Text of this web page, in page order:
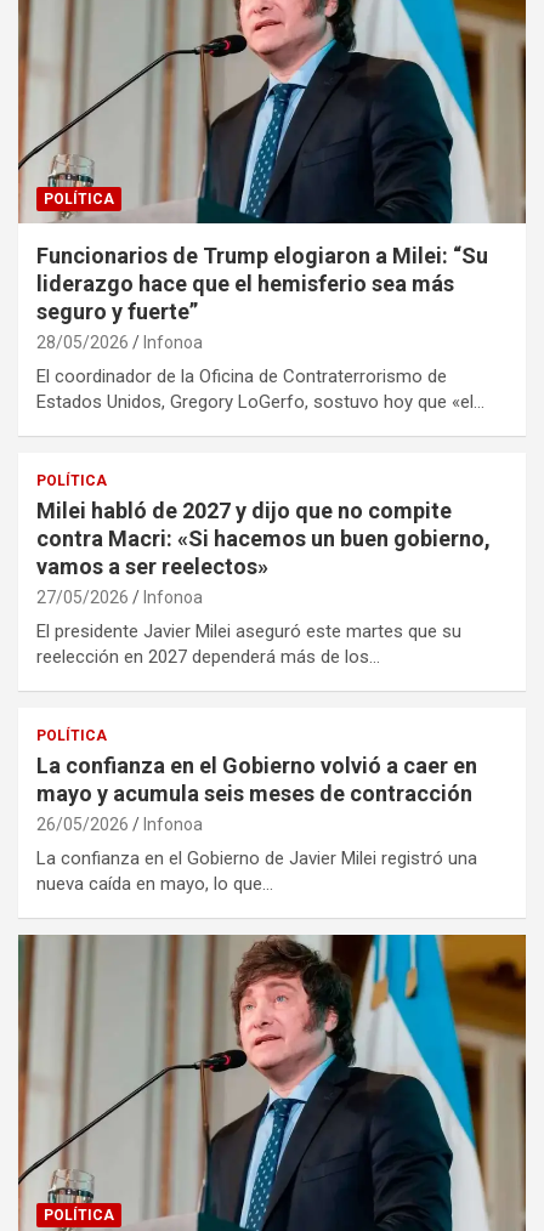
POLÍTICA
Funcionarios de Trump elogiaron a Milei: “Su
liderazgo hace que el hemisferio sea más
seguro y fuerte”
28/05/2026 Infonoa
El coordinador de la Oficina de Contraterrorismo de
Estados Unidos, Gregory LoGerfo, sostuvo hoy que «el…
POLÍTICA
Milei habló de 2027 y dijo que no compite
contra Macri: «Si hacemos un buen gobierno,
vamos a ser reelectos»
27/05/2026 Infonoa
El presidente Javier Milei aseguró este martes que su
reelección en 2027 dependerá más de los…
POLÍTICA
La confianza en el Gobierno volvió a caer en
mayo y acumula seis meses de contracción
26/05/2026 Infonoa
La confianza en el Gobierno de Javier Milei registró una
nueva caída en mayo, lo que…
POLÍTICA